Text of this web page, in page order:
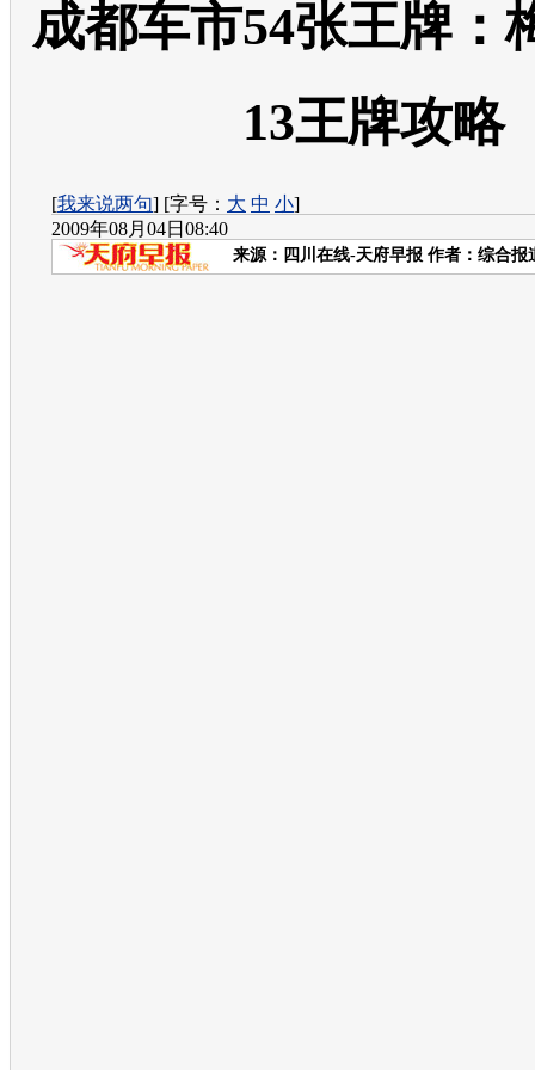
成都车市54张王牌：
13王牌攻略
[我来说两句] [字号： 大 中 小]
2009年08月04日08:40
来源： 四川在线-天府早报 作者：综合报